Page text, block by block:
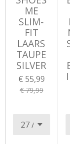
ME
SLIM-
FIT
LAARS
TAUPE
SILVER
€ 55,99
€ 79,99